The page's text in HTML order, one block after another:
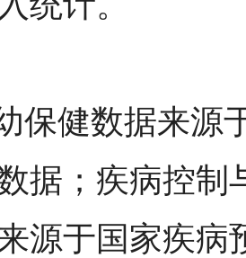
保健数据来源
据；疾病控制
源于国家疾病